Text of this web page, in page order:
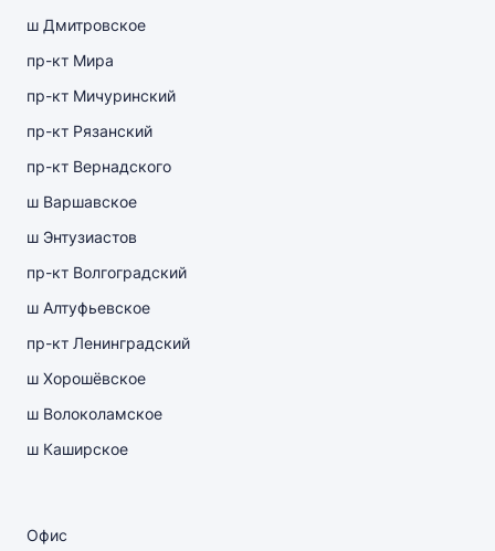
ш Дмитровское
пр-кт Мира
пр-кт Мичуринский
пр-кт Рязанский
пр-кт Вернадского
ш Варшавское
ш Энтузиастов
пр-кт Волгоградский
ш Алтуфьевское
пр-кт Ленинградский
ш Хорошёвское
ш Волоколамское
ш Каширское
Офис